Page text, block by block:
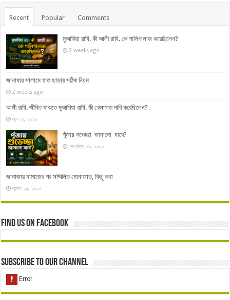
Recent Popular Comments
মুআবিয়া রাযি. কী আলী রাযি. কে গালিগালাজ করেছিলেন?
2 weeks ago
জানাযার সালামে হাত ছাড়ার সঠিক নিয়ম
2 weeks ago
আলী রাযি. জীবিত থাকতে মুআবিয়া রাযি. কী খেলাফত দাবি করেছিলেন?
জুন ২২, ২০২৬
পূঁজায় শুভেচ্ছা জানানো যাবে?
সেপ্টেম্বর ২৯, ২০২৫
জানাজার নামাজের পর সম্মিলিত মোনাজাত, কিছু কথা
জুলাই ২০, ২০২৫
Find us on Facebook
Subscribe to our Channel